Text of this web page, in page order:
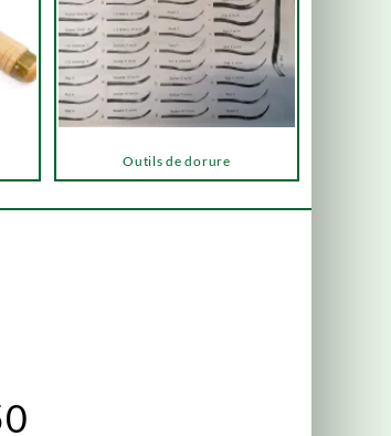
Outils de dorure